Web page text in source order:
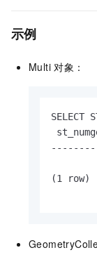
示例
Multi 对象：
(1 row)